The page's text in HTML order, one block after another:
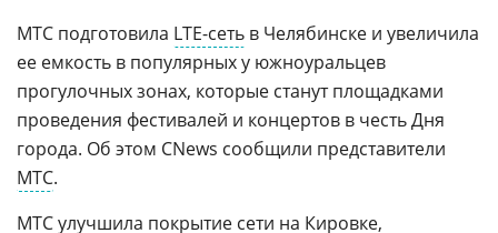
МТС подготовила LTE-сеть в Челябинске и увеличила
ее емкость в популярных у южноуральцев
прогулочных зонах, которые станут площадками
проведения фестивалей и концертов в честь Дня
города. Об этом CNews сообщили представители
МТС.
МТС улучшила покрытие сети на Кировке,